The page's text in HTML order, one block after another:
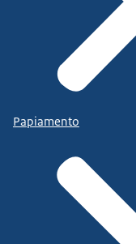
Papiamento